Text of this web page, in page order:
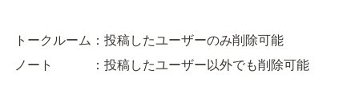
トークルーム：投稿したユーザーのみ削除可能
ノート　　　：投稿したユーザー以外でも削除可能